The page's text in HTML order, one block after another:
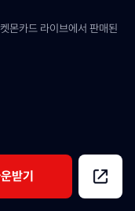
몬카드 라이브에서 판매된
받기